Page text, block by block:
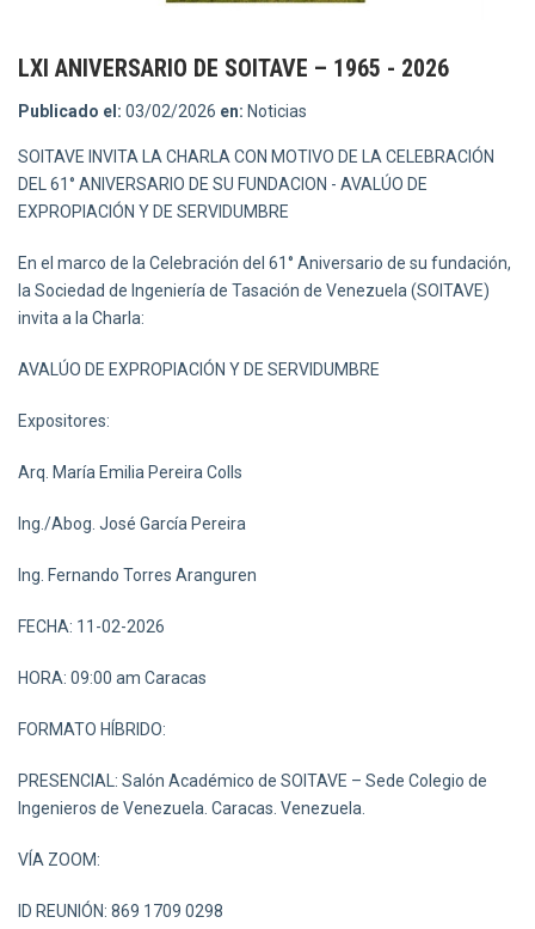
LXI ANIVERSARIO DE SOITAVE – 1965 - 2026
Publicado el: 03/02/2026 en: Noticias
SOITAVE INVITA LA CHARLA CON MOTIVO DE LA CELEBRACIÓN
DEL 61° ANIVERSARIO DE SU FUNDACION - AVALÚO DE
EXPROPIACIÓN Y DE SERVIDUMBRE
En el marco de la Celebración del 61° Aniversario de su fundación,
la Sociedad de Ingeniería de Tasación de Venezuela (SOITAVE)
invita a la Charla:
AVALÚO DE EXPROPIACIÓN Y DE SERVIDUMBRE
Expositores:
Arq. María Emilia Pereira Colls
Ing./Abog. José García Pereira
Ing. Fernando Torres Aranguren
FECHA: 11-02-2026
HORA: 09:00 am Caracas
FORMATO HÍBRIDO:
PRESENCIAL: Salón Académico de SOITAVE – Sede Colegio de
Ingenieros de Venezuela. Caracas. Venezuela.
VÍA ZOOM:
ID REUNIÓN: 869 1709 0298